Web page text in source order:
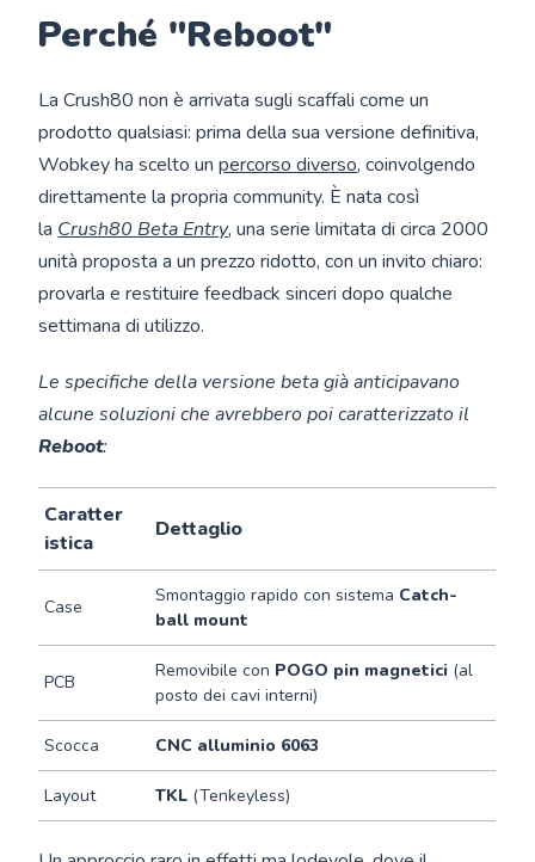
Perché "Reboot"
La Crush80 non è arrivata sugli scaffali come un
prodotto qualsiasi: prima della sua versione definitiva,
Wobkey ha scelto unpercorso diverso, coinvolgendo
direttamente la propria community. È nata così
la Crush80 Beta Entry, una serie limitata di circa 2000
unità proposta a un prezzo ridotto, con un invito chiaro:
provarla e restituire feedback sinceri dopo qualche
settimana di utilizzo.
Le specifiche della versione beta già anticipavano
alcune soluzioni che avrebbero poi caratterizzato il
Reboot:
Caratter
istica
Dettaglio
Case
Smontaggio rapido con sistema Catch-
ball mount
PCB
Removibile con POGO pin magnetici (al
posto dei cavi interni)
Scocca CNC alluminio 6063
Layout TKL (Tenkeyless)